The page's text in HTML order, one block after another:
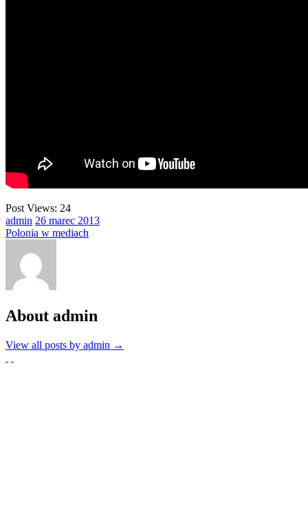
Post Views: 24
admin 26 marec 2013
Polonia w mediach
About admin
View all posts by admin →